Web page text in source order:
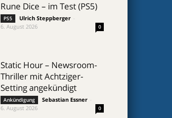
Rune Dice – im Test (PS5)
PS5 Ulrich Steppberger
6. August 2026
0
Static Hour – Newsroom-
Thriller mit Achtziger-
Setting angekündigt
Ankündigung Sebastian Essner
6. August 2026
0